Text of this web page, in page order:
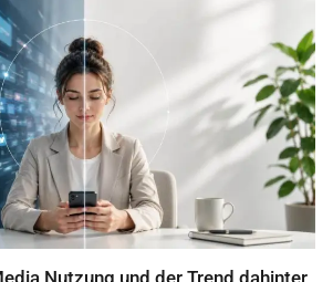
Nutzung und der Trend dahinter